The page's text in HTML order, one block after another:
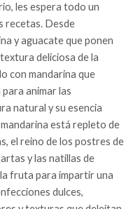
les espera todo un
recetas. Desde
y aguacate que ponen
deliciosa de la
con mandarina que
animar las
natural y su esencia
está repleto de
el reino de los postres de
y las natillas de
fruta para impartir una
dulces,